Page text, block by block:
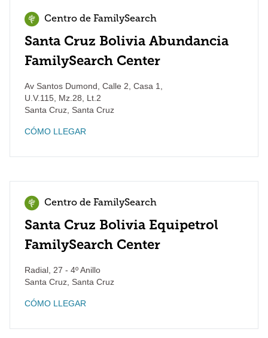
Centro de FamilySearch
Santa Cruz Bolivia Abundancia
FamilySearch Center
Av Santos Dumond, Calle 2, Casa 1,
U.V.115, Mz.28, Lt.2
Santa Cruz Santa Cruz
CÓMO LLEGAR
Centro de FamilySearch
Santa Cruz Bolivia Equipetrol
FamilySearch Center
Radial, 27 - 4º Anillo
Santa Cruz Santa Cruz
CÓMO LLEGAR